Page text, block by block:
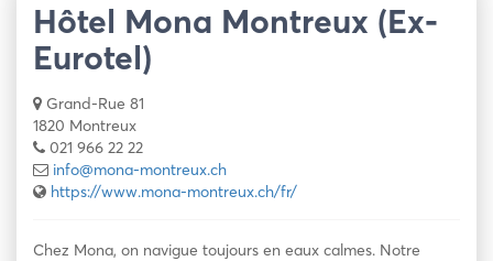
Hôtel Mona Montreux (Ex-
Eurotel)
Grand-Rue 81
1820 Montreux
021 966 22 22
info@mona-montreux.ch
https://www.mona-montreux.ch/fr/
Chez Mona, on navigue toujours en eaux calmes. Notre